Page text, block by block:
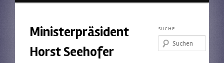
Ministerpräsident
Horst Seehofer
SUCHE
Suchen